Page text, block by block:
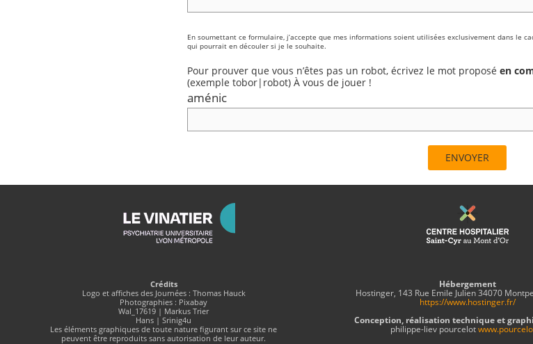
En soumettant ce formulaire, j’accepte que mes informations soient utilisées exclusivement dans le
qui pourrait en découler si je le souhaite.
Pour prouver que vous n’êtes pas un robot, écrivez le mot proposé en
(exemple tobor|robot) À vous de jouer !
aménic
Crédits
Logo et affiches des Journées : Thomas Hauck
Photographies : Pixabay
Wal_17619 | Markus Trier
Hans | Srinig4u
Les éléments graphiques de toute nature figurant sur ce site ne
peuvent être reproduits sans autorisation de leur auteur.
Hébergement
Hostinger, 143 Rue Emile Julien 34070
https://www.hostinger.fr/
Conception, réalisation technique et
philippe-liev pourcelot